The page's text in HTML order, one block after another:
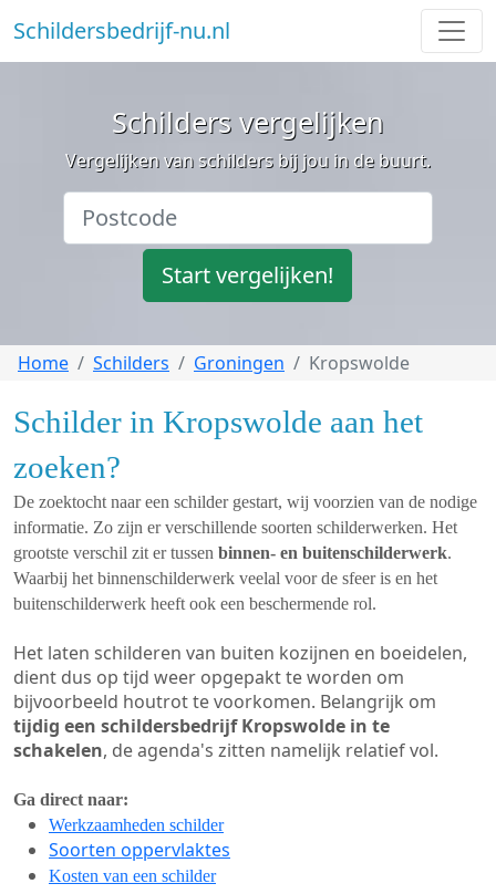
Schildersbedrijf-nu.nl
Schilders vergelijken
Vergelijken van schilders bij jou in de buurt.
Start vergelijken!
Home Schilders Groningen Kropswolde
Schilder in Kropswolde aan het
zoeken?
De zoektocht naar een schilder gestart, wij voorzien van de nodige
informatie. Zo zijn er verschillende soorten schilderwerken. Het
grootste verschil zit er tussen binnen- en buitenschilderwerk.
Waarbij het binnenschilderwerk veelal voor de sfeer is en het
buitenschilderwerk heeft ook een beschermende rol.
Het laten schilderen van buiten kozijnen en boeidelen,
dient dus op tijd weer opgepakt te worden om
bijvoorbeeld houtrot te voorkomen. Belangrijk om
tijdig een schildersbedrijf Kropswolde in te
schakelen, de agenda's zitten namelijk relatief vol.
Ga direct naar:
Werkzaamheden schilder
Soorten oppervlaktes
Kosten van een schilder